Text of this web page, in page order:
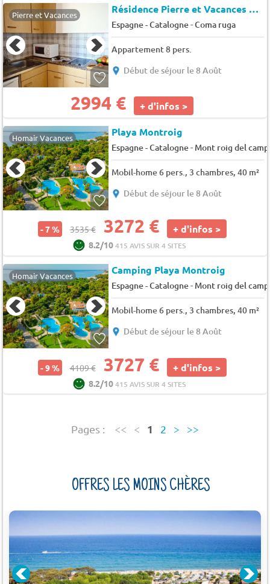
Pierre et Vacances Résidence Pierre et Vacances Comarruga
Espagne - Catalogne-Coma ruga
Appartement 8 pers.
Début de séjour le 8 Août
2994 € + d'infos >
Homair Vacances Playa Montroig
Espagne - Catalogne- Mont roig del camp
Mobil-home 6 pers., 3 chambres, 40 m²
Début de séjour le 8 Août
- 7 % 3535 € 3272 € + d'infos >
8.2/10415 AVIS SUR 4 SITES
Homair Vacances Camping Playa Montroig
Espagne - Catalogne- Mont roig del camp
Mobil-home 6 pers., 3 chambres, 40 m²
Début de séjour le 8 Août
- 9 % 4109 € 3727 € + d'infos >
8.2/10415 AVIS SUR 4 SITES
Pages : << < 1 2 > >>
OFFRES LES MOINS CHÈRES